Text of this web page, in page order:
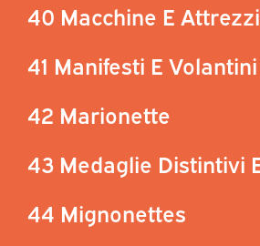
40 Macchine E
41 Manifesti E Volantini
42 Marionette
43 Medaglie Distintivi
44 Mignonettes